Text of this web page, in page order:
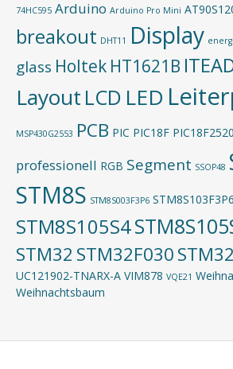
74HC595 Arduino Arduino Pro Mini
breakout DHT11 Display
glass Holtek HT1621B
Layout LCD LED
MSP430G2553 PCB PIC PIC18F PIC18F2520
professionell RGB Segment SSOP48
STM8S STM8S003F3P6 STM8S103F3P6
STM8S105S4
STM32 STM32F030
UC121902-TNARX-A VIM878 VQE21
Weihnachtsbaum